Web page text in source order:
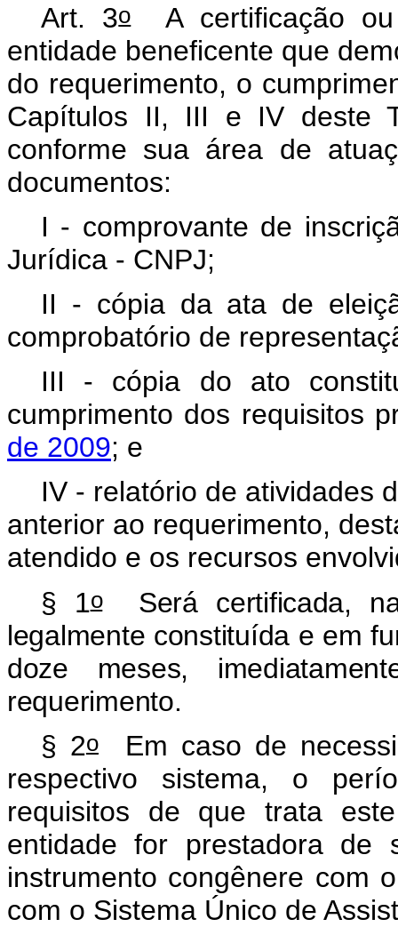
Art. 3oA certificação ou
entidade beneficente que
do requerimento, o
Capítulos II, III e IV deste
conforme sua área de
documentos:
I - comprovante de
Jurídica - CNPJ;
II - cópia da ata de
comprobatório de
III - cópia do ato
cumprimento dos requisitos
de 2009; e
IV - relatório de atividades
anterior ao requerimento,
atendido e os recursos
§ 1oSerá certificada, na
legalmente constituída e em
doze meses,
requerimento.
§ 2oEm caso de
respectivo sistema, o
requisitos de que trata
entidade for prestadora de
instrumento congênere com
com o Sistema Único de